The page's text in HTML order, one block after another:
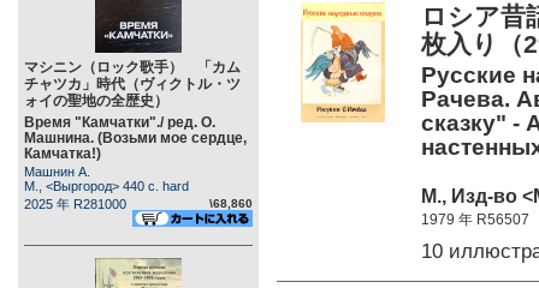
マシニン（ロック歌手） 「カム
チャツカ」時代（ヴィクトル・ツ
ォイの聖地の全歴史）
Время "Камчатки"./ ред. О.
Машнина. (Возьми мое сердце,
Камчатка!)
Машнин А.
М., <Выргород> 440 c. hard
2025 年 R281000
\68,860
ロシア
枚入り（
Русские
Рачева.
сказку" -
М., Изд-во
1979 年 R56507
10